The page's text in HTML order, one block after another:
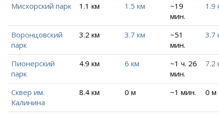
Мисхорский парк
1.1 км 1.5 км
~19
мин.
1.9
Воронцовский
парк
3.2 км 3.7 км
~51
мин.
3.7
Пионерский
парк
4.9 км 6 км
~1 ч. 26
мин.
7.2
Сквер им.
Калинина
8.4 км 0 м ~1 мин. 0 м